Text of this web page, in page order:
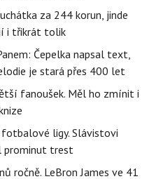
za 244 korun, jinde
i třikrát tolik
Čepelka napsal text,
je stará přes 400 let
fanoušek. Měl ho zmínit i
fotbalové ligy. Slávistovi
prominut trest
ročně. LeBron James ve 41